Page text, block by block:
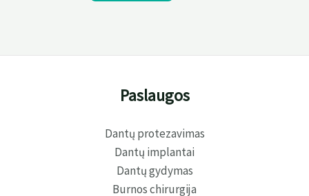
Paslaugos
Dantų protezavimas
Dantų implantai
Dantų gydymas
Burnos chirurgija